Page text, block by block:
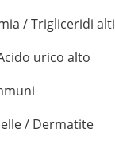
/ Trigliceridi alti
urico alto
/ Dermatite